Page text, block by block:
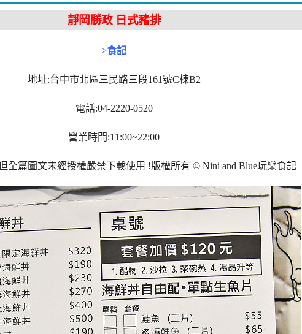
靜岡勝政 日式豬排
>食記
地址:台中市北區三民路三段161號C棟B2
電話:04-2220-0520
營業時間:11:00~22:00
全篇圖文未經授權嚴禁下載使用 !版權所有 © Nini and Blue玩樂食記